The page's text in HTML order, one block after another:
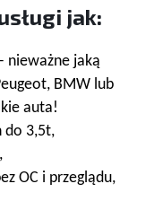
jak:
nieważne jaką
BMW lub
auta!
do 3,5t,
OC i przeglądu,